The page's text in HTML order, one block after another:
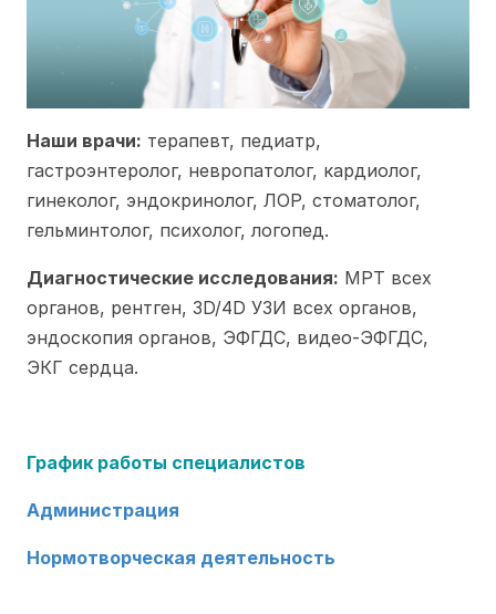
Наши врачи: терапевт, педиатр,
гастроэнтеролог, невропатолог, кардиолог,
гинеколог, эндокринолог, ЛОР, стоматолог,
гельминтолог, психолог, логопед.
Диагностические исследования: МРТ всех
органов, рентген, 3D/4D УЗИ всех органов,
эндоскопия органов, ЭФГДС, видео-ЭФГДС,
ЭКГ сердца.
График работы специалистов
Администрация
Нормотворческая деятельность